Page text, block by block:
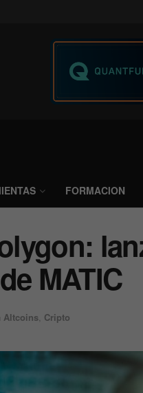
FORMACION
MATIC
Altcoins Cripto